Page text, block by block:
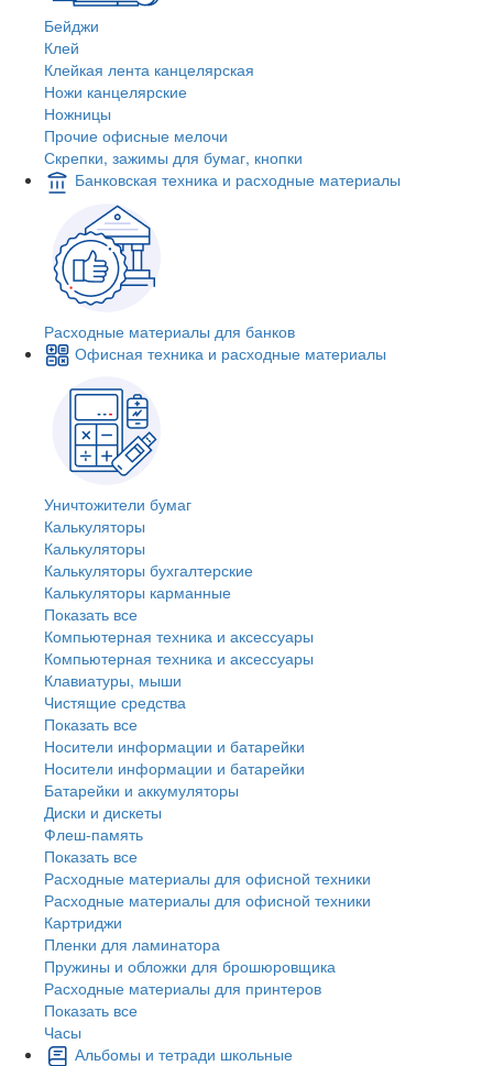
Бейджи
Клей
Клейкая лента канцелярская
Ножи канцелярские
Ножницы
Прочие офисные мелочи
Скрепки, зажимы для бумаг, кнопки
Банковская техника и расходные материалы
Расходные материалы для банков
Офисная техника и расходные материалы
Уничтожители бумаг
Калькуляторы
Калькуляторы
Калькуляторы бухгалтерские
Калькуляторы карманные
Показать все
Компьютерная техника и аксессуары
Компьютерная техника и аксессуары
Клавиатуры, мыши
Чистящие средства
Показать все
Носители информации и батарейки
Носители информации и батарейки
Батарейки и аккумуляторы
Диски и дискеты
Флеш-память
Показать все
Расходные материалы для офисной техники
Расходные материалы для офисной техники
Картриджи
Пленки для ламинатора
Пружины и обложки для брошюровщика
Расходные материалы для принтеров
Показать все
Часы
Альбомы и тетради школьные